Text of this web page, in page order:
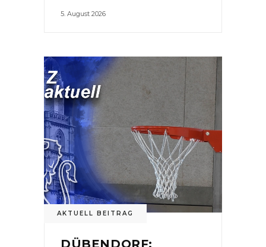
5. August 2026
AKTUELL BEITRAG
DÜBENDORF: